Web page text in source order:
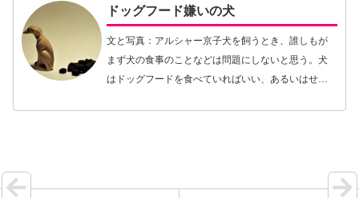
ドッグフード嫌いの犬
文と写真：アルシャー京子犬を飼うとき、誰しもが
まず犬の食事のことなどは問題にしないと思う。犬
はドッグフードを食べていればいい、あるいはせい